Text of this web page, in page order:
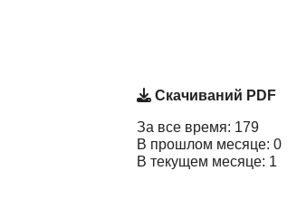
Скачиваний PDF
За все время: 179
В прошлом месяце: 0
В текущем месяце: 1